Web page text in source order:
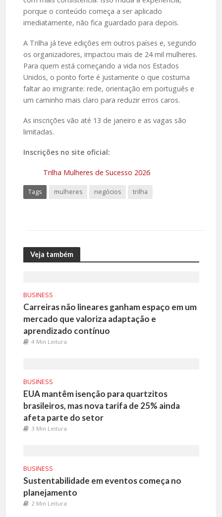
porque o conteúdo começa a ser aplicado
imediatamente, não fica guardado para depois.
A Trilha já teve edições em outros países e, segundo
os organizadores, impactou mais de 24 mil mulheres.
Para quem está começando a vida nos Estados
Unidos, o ponto forte é justamente o que costuma
faltar ao imigrante: rede, orientação em português e
um caminho mais claro para reduzir erros caros.
As inscrições vão até 13 de janeiro e as vagas são
limitadas.
Inscrições no site oficial:
Trilha Mulheres de Sucesso 2026
Tags mulheres negócios trilha
Veja também
BUSINESS
Carreiras não lineares ganham espaço em um
mercado que valoriza adaptação e
aprendizado contínuo
4 Min Leitura
BUSINESS
EUA mantêm isenção para quartzitos
brasileiros, mas nova tarifa de 25% ainda
afeta parte do setor
3 Min Leitura
BUSINESS
Sustentabilidade em eventos começa no
planejamento
2 Min Leitura